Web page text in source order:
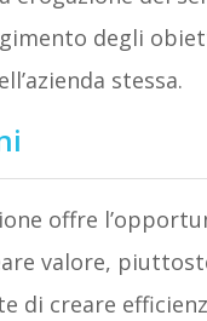
degli
stessa.
offre
valore,
di creare